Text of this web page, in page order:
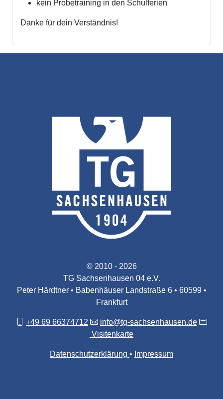
kein Probetraining in den Schulferien
Danke für dein Verständnis!
© 2010 - 2026
TG Sachsenhausen 04 e.V.
Peter Härdtner • Babenhäuser Landstraße 6 • 60599 •
Frankfurt
+49 69 66374712
info@tg-sachsenhausen.de
Visitenkarte
Datenschutzerklärung Impressum